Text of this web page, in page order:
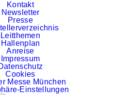
Kontakt
Newsletter
Presse
Leitthemen
Hallenplan
Anreise
Impressum
Cookies
Messe München
Einstellungen